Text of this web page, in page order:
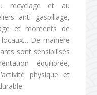
recyclage et au
anti gaspillage,
et moments de
De manière
sont sensibilisés
équilibrée,
physique et